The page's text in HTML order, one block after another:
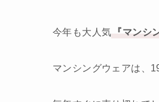
今年も大人気 『マンシ
マンシングウェアは、